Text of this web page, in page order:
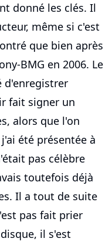
donné les clés. Il
même si c'est
que bien après
BMG en 2006. Le
d'enregistrer
fait signer un
alors que l'on
été présentée à
pas célèbre
toutefois déjà
Il a tout de suite
pas fait prier
il s'est